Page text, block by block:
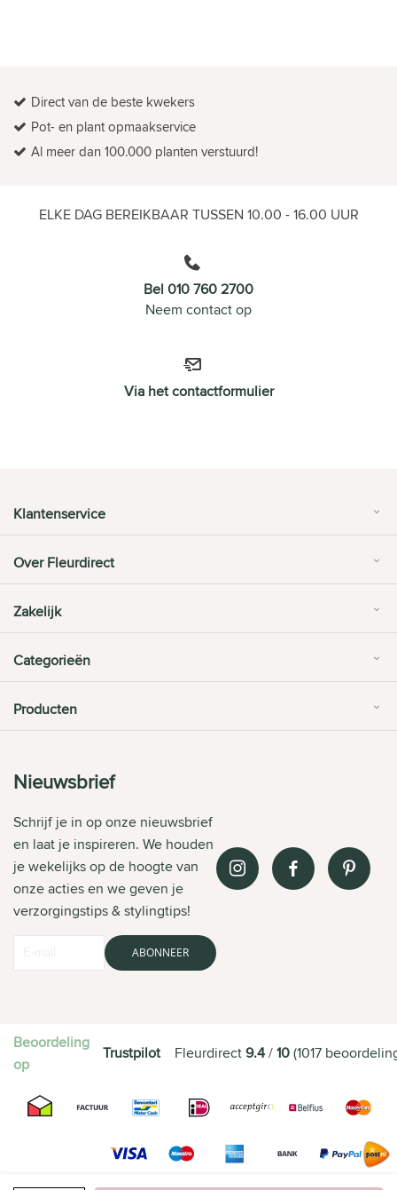
Direct van de beste kwekers
Pot- en plant opmaakservice
Al meer dan 100.000 planten verstuurd!
ELKE DAG BEREIKBAAR TUSSEN 10.00 - 16.00 UUR
Bel 010 760 2700
Neem contact op
Via het contactformulier
Klantenservice
Over Fleurdirect
Zakelijk
Categorieën
Producten
Nieuwsbrief
Schrijf je in op onze nieuwsbrief
en laat je inspireren. We houden
je wekelijks op de hoogte van
onze acties en we geven je
verzorgingstips & stylingtips!
ABONNEER
Beoordeling
op
Trustpilot Fleurdirect9.4/10(1017